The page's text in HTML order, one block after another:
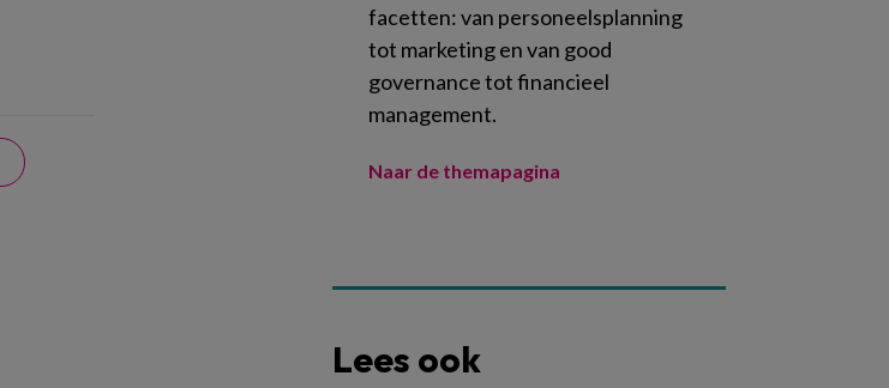
facetten: van personeelsplanning
tot marketing en van good
governance tot financieel
management.
Naar de themapagina
Lees ook